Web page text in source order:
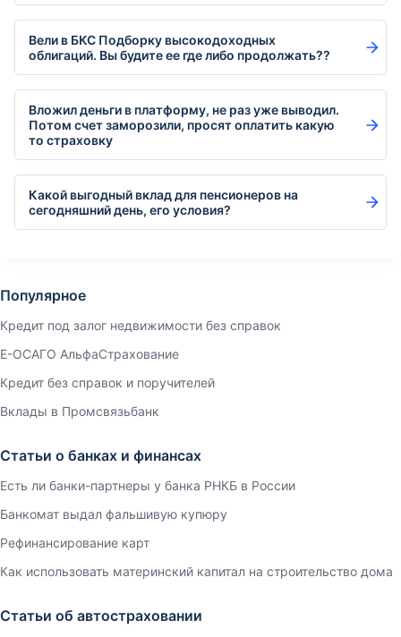
Вели в БКС Подборку высокодоходных
облигаций. Вы будите ее где либо продолжать??
Вложил деньги в платформу, не раз уже выводил.
Потом счет заморозили, просят оплатить какую
то страховку
Какой выгодный вклад для пенсионеров на
сегодняшний день, его условия?
Популярное
Кредит под залог недвижимости без справок
Е-ОСАГО АльфаСтрахование
Кредит без справок и поручителей
Вклады в Промсвязьбанк
Статьи о банках и финансах
Есть ли банки-партнеры у банка РНКБ в России
Банкомат выдал фальшивую купюру
Рефинансирование карт
Как использовать материнский капитал на строительство дома
Статьи об автостраховании